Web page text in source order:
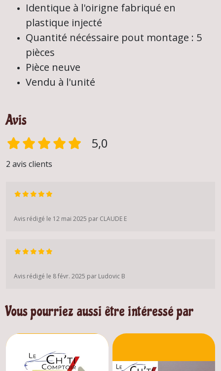
Identique à l'oirigne fabriqué en
plastique injecté
Quantité nécéssaire pout montage : 5
pièces
Pièce neuve
Vendu à l'unité
Avis
5,0
2 avis clients
Avis rédigé le 12 mai 2025 par CLAUDE E
Avis rédigé le 8 févr. 2025 par Ludovic B
Vous pourriez aussi être intéressé par